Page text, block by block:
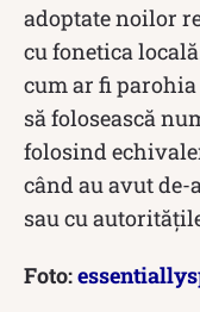
adoptate noilor
cu fonetica
cum ar fi
să folosească
folosind
când au avut
sau cu
Foto: